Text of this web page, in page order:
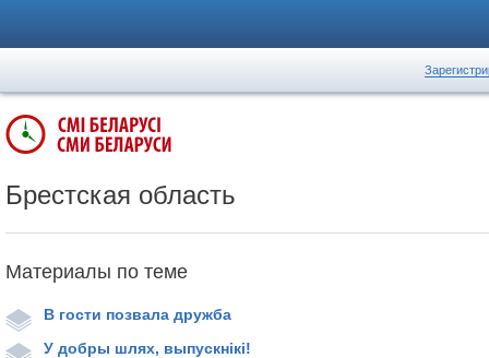
Брестская область
Материалы по теме
В гости позвала дружба
У добры шлях, выпускнікі!